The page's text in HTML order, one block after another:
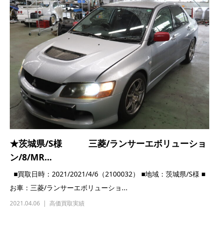
★茨城県/S様 三菱/ランサーエボリューショ
ン/8/MR...
■買取日時：2021/2021/4/6（2100032） ■地域：茨城県/S様 ■
お車：三菱/ランサーエボリューショ...
2021.04.06 高価買取実績